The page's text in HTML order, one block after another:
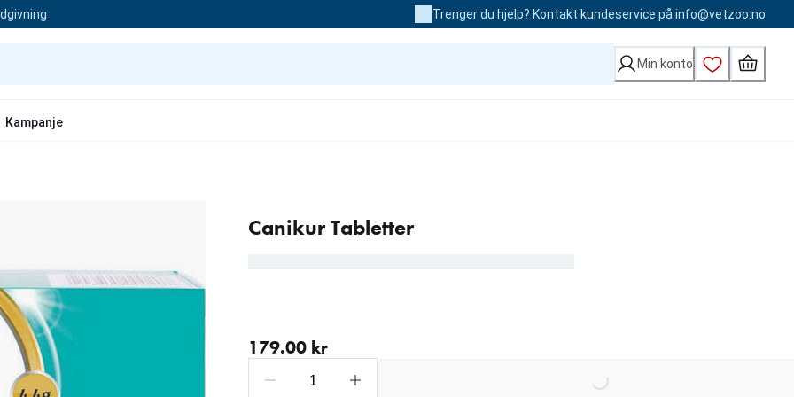
Trenger du hjelp? Kontakt kundeservice på info@vetzoo.no
Min konto
Kampanje
Canikur Tabletter
179.00 kr